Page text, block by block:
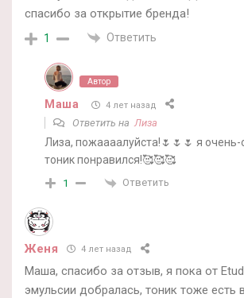
спасибо за открытие бренда!
1 Ответить
Автор
Маша 4 лет назад
Ответить наЛиза
Лиза, пожаааалуйста!🌷🌷🌷 я очень-
тоник понравился!🥰🥰🥰
1 Ответить
Женя 4 лет назад
Маша, спасибо за отзыв, я пока от
эмульсии добралась, тоник тоже есть